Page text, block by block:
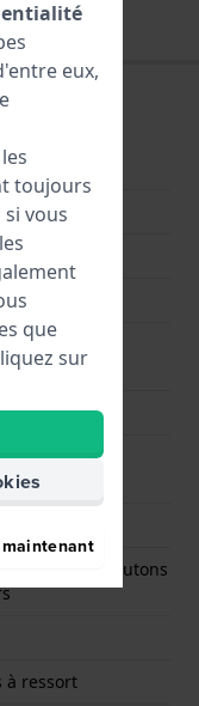
maillons
avec boutons
à ressort
eux,
toujours
vous
que
sur